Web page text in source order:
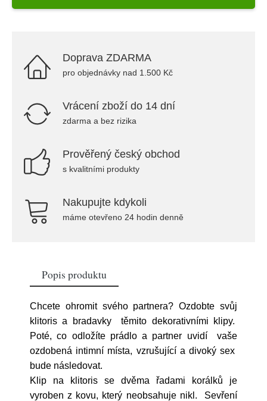
Doprava ZDARMA
pro objednávky nad 1.500 Kč
Vrácení zboží do 14 dní
zdarma a bez rizika
Prověřený český obchod
s kvalitními produkty
Nakupujte kdykoli
máme otevřeno 24 hodin denně
Popis produktu
Chcete ohromit svého partnera? Ozdobte svůj
klitoris a bradavky těmito dekorativními klipy.
Poté, co odložíte prádlo a partner uvidí vaše
ozdobená intimní místa, vzrušující a divoký sex
bude následovat.
Klip na klitoris se dvěma řadami korálků je
vyroben z kovu, který neobsahuje nikl. Sevření